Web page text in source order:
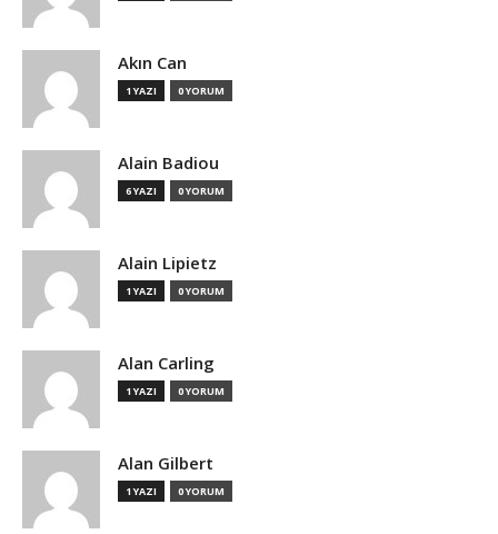
Akın Can
1 YAZI 0 YORUM
Alain Badiou
6 YAZI 0 YORUM
Alain Lipietz
1 YAZI 0 YORUM
Alan Carling
1 YAZI 0 YORUM
Alan Gilbert
1 YAZI 0 YORUM